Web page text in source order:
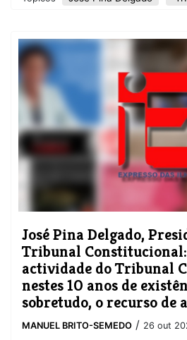
José Pina Delgado,
Tribunal Constitucional:
actividade do Tribunal
nestes 10 anos de
sobretudo, o recurso de
MANUEL BRITO-SEMEDO / 26 out